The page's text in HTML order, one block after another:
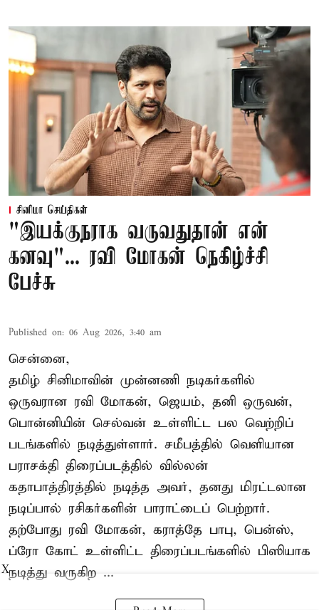
சினிமா செய்திகள்
"இயக்குநராக வருவதுதான் என்
கனவு"... ரவி மோகன் நெகிழ்ச்சி
பேச்சு
Published on: 06 Aug 2026, 3:40 am
சென்னை,
தமிழ் சினிமாவின் முன்னணி நடிகர்களில்
ஒருவரான ரவி மோகன், ஜெயம், தனி ஒருவன்,
பொன்னியின் செல்வன் உள்ளிட்ட பல வெற்றிப்
படங்களில் நடித்துள்ளார். சமீபத்தில் வெளியான
பராசக்தி திரைப்படத்தில் வில்லன்
கதாபாத்திரத்தில் நடித்த அவர், தனது மிரட்டலான
நடிப்பால் ரசிகர்களின் பாராட்டைப் பெற்றார்.
தற்போது ரவி மோகன், கராத்தே பாபு, பென்ஸ்,
ப்ரோ கோட் உள்ளிட்ட திரைப்படங்களில் பிஸியாக
நடித்து வருகிற ...
X